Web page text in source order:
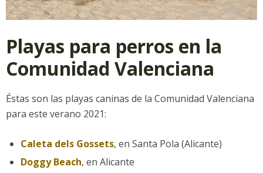
Playas para perros en la
Comunidad Valenciana
Éstas son las playas caninas de la Comunidad Valenciana
para este verano 2021:
Caleta dels Gossets, en Santa Pola (Alicante)
Doggy Beach, en Alicante